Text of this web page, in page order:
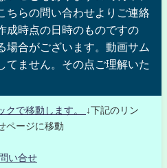
ちらの問い合わせよりご連絡
成時点の日時のものですの
場合がございます。動画サム
てません。その点ご理解いた
クで移動します。
↓下記のリン
ページに移動
い合せ